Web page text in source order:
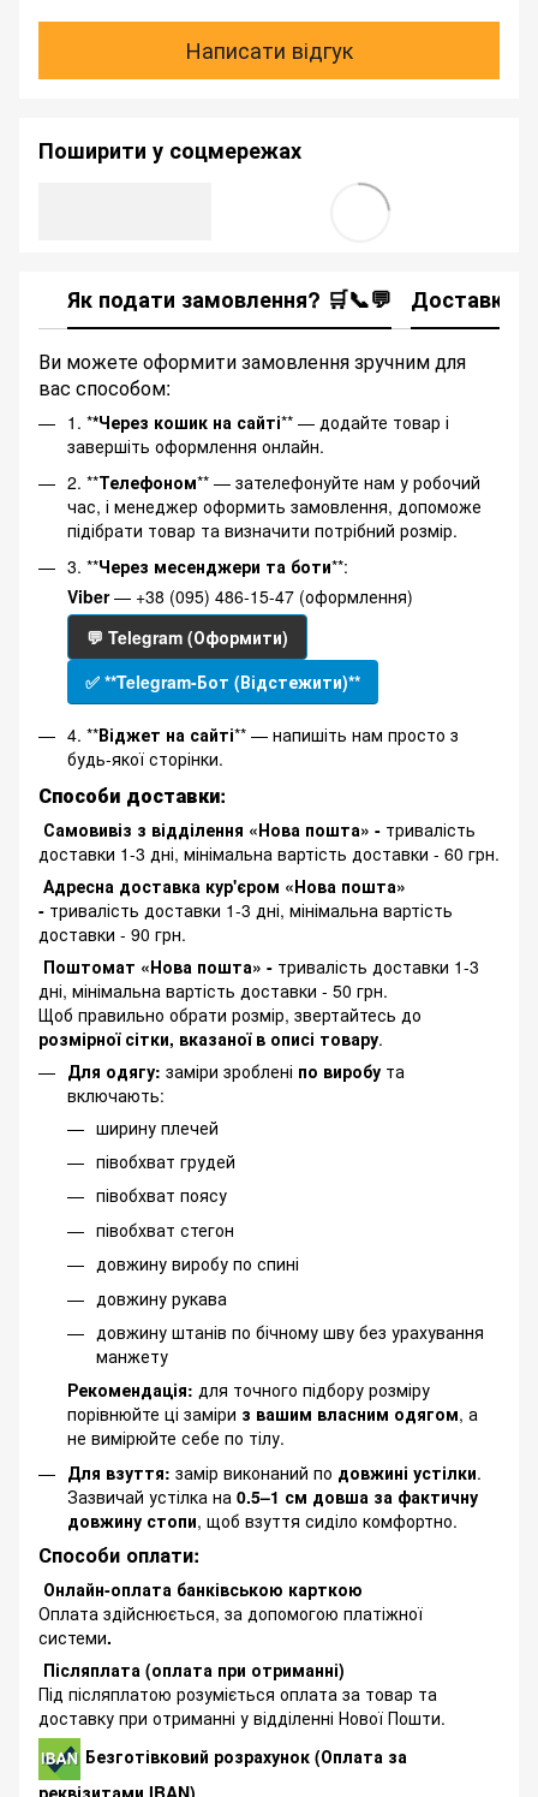
Написати відгук
Поширити у соцмережах
Як подати замовлення? 🛒📞💬 Доставка
Ви можете оформити замовлення зручним для
вас способом:
1. **Через кошик на сайті** — додайте товар і
завершіть оформлення онлайн.
2. **Телефоном** — зателефонуйте нам у робочий
час, і менеджер оформить замовлення, допоможе
підібрати товар та визначити потрібний розмір.
3. **Через месенджери та боти**:
Viber— +38 (095) 486-15-47 (оформлення)
💬 Telegram (Оформити)
✅ **Telegram-Бот (Відстежити)**
4. **Віджет на сайті** — напишіть нам просто з
будь-якої сторінки.
Способи доставки:
Самовивіз з відділення «Нова пошта» - тривалість
доставки 1-3 дні, мінімальна вартість доставки - 60 грн.
Адресна доставка кур'єром «Нова пошта»
- тривалість доставки 1-3 дні, мінімальна вартість
доставки - 90 грн.
Поштомат «Нова пошта» - тривалість доставки 1-3
дні, мінімальна вартість доставки - 50 грн.
Щоб правильно обрати розмір, звертайтесь до
розмірної сітки, вказаної в описі товару.
Для одягу: заміри зроблені по виробу та
включають:
ширину плечей
півобхват грудей
півобхват поясу
півобхват стегон
довжину виробу по спині
довжину рукава
довжину штанів по бічному шву без урахування
манжету
Рекомендація: для точного підбору розміру
порівнюйте ці заміри з вашим власним одягом, а
не вимірюйте себе по тілу.
Для взуття: замір виконаний по довжині устілки.
Зазвичай устілка на 0.5–1 см довша за фактичну
довжину стопи, щоб взуття сиділо комфортно.
Способи оплати:
Онлайн-оплата банківською карткою
Оплата здійснюється, за допомогою платіжної
системи.
Післяплата (оплата при отриманні)
Під післяплатою розуміється оплата за товар та
доставку при отриманні у відділенні Нової Пошти.
Безготівковий розрахунок (Оплата за